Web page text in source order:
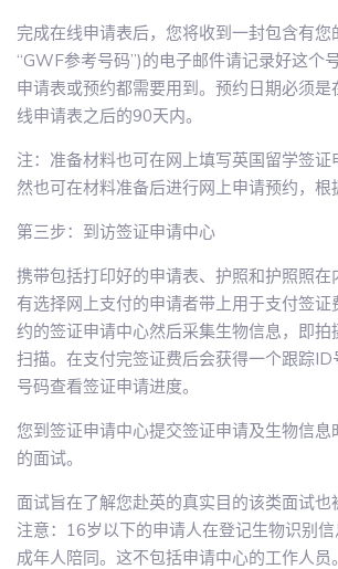
完成在线申请表后，您将收到一封包含有您
“GWF参考号码”)的电子邮件请记录好这个
申请表或预约都需要用到。预约日期必须是
线申请表之后的90天内。
注：准备材料也可在网上填写英国留学签证
然也可在材料准备后进行网上申请预约，根
第三步：到访签证申请中心
携带包括打印好的申请表、护照和护照照在
有选择网上支付的申请者带上用于支付签
约的签证申请中心然后采集生物信息，即拍
扫描。在支付完签证费后会获得一个跟踪ID
号码查看签证申请进度。
您到签证申请中心提交签证申请及生物信
的面试。
面试旨在了解您赴英的真实目的该类面试也
注意：16岁以下的申请人在登记生物识别
成年人陪同。这不包括申请中心的工作人员。